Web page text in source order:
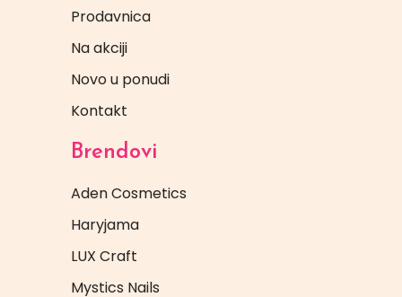
Prodavnica
Na akciji
Novo u ponudi
Kontakt
Brendovi
Aden Cosmetics
Haryjama
LUX Craft
Mystics Nails